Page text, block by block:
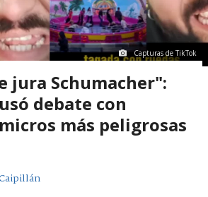
Capturas de TikTok
jura Schumacher":
debate con
más peligrosas